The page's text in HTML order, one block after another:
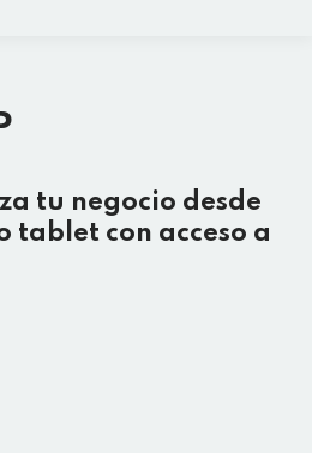
tu negocio desde
tablet con acceso a